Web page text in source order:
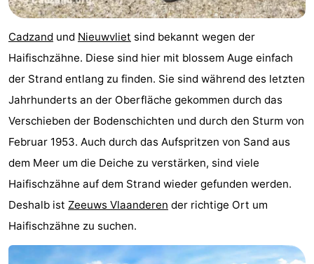
Bad
Bad
Strand
Resort
Nieuwvliet-
Bad
Waterdunen
-
Zeebad
-
Zonneweelde
-
Zwinhoeve
Hotels
Lastminutes
Strand
Cadzand und Nieuwvliet sind bekannt wegen der
Haifischzähne. Diese sind hier mit blossem Auge einfach
der Strand entlang zu finden. Sie sind während des letzten
Jahrhunderts an der Oberfläche gekommen durch das
Verschieben der Bodenschichten und durch den Sturm von
Februar 1953. Auch durch das Aufspritzen von Sand aus
dem Meer um die Deiche zu verstärken, sind viele
Haifischzähne auf dem Strand wieder gefunden werden.
Deshalb ist Zeeuws Vlaanderen der richtige Ort um
Haifischzähne zu suchen.